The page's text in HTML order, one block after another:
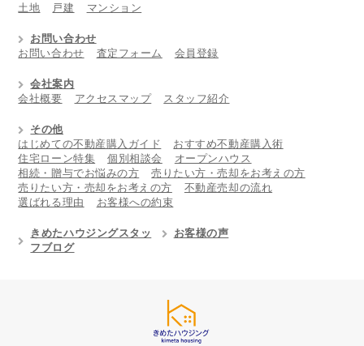
土地
戸建 マンション
お問い合わせ
お問い合わせ
査定フォーム 会員登録
会社案内
会社概要
アクセスマップ スタッフ紹介
その他
はじめての不動産購入ガイド
おすすめ不動産購入術
住宅ローン特集
個別相談会
オープンハウス
相続・贈与でお悩みの方
売りたい方・売却をお考えの方
売りたい方・売却をお考えの方
不動産売却の流れ
選ばれる理由
お客様への約束
きめたハウジングスタッ
フブログ
お客様の声